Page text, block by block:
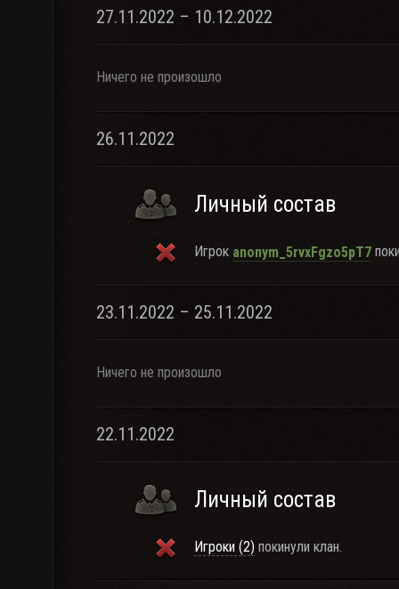
27.11.2022 – 10.12.2022
Ничего не произошло
26.11.2022
Личный состав
Игрок anonym_5rvxFgzo5pT7
23.11.2022 – 25.11.2022
Ничего не произошло
22.11.2022
Личный состав
Игроки (2) покинули клан.